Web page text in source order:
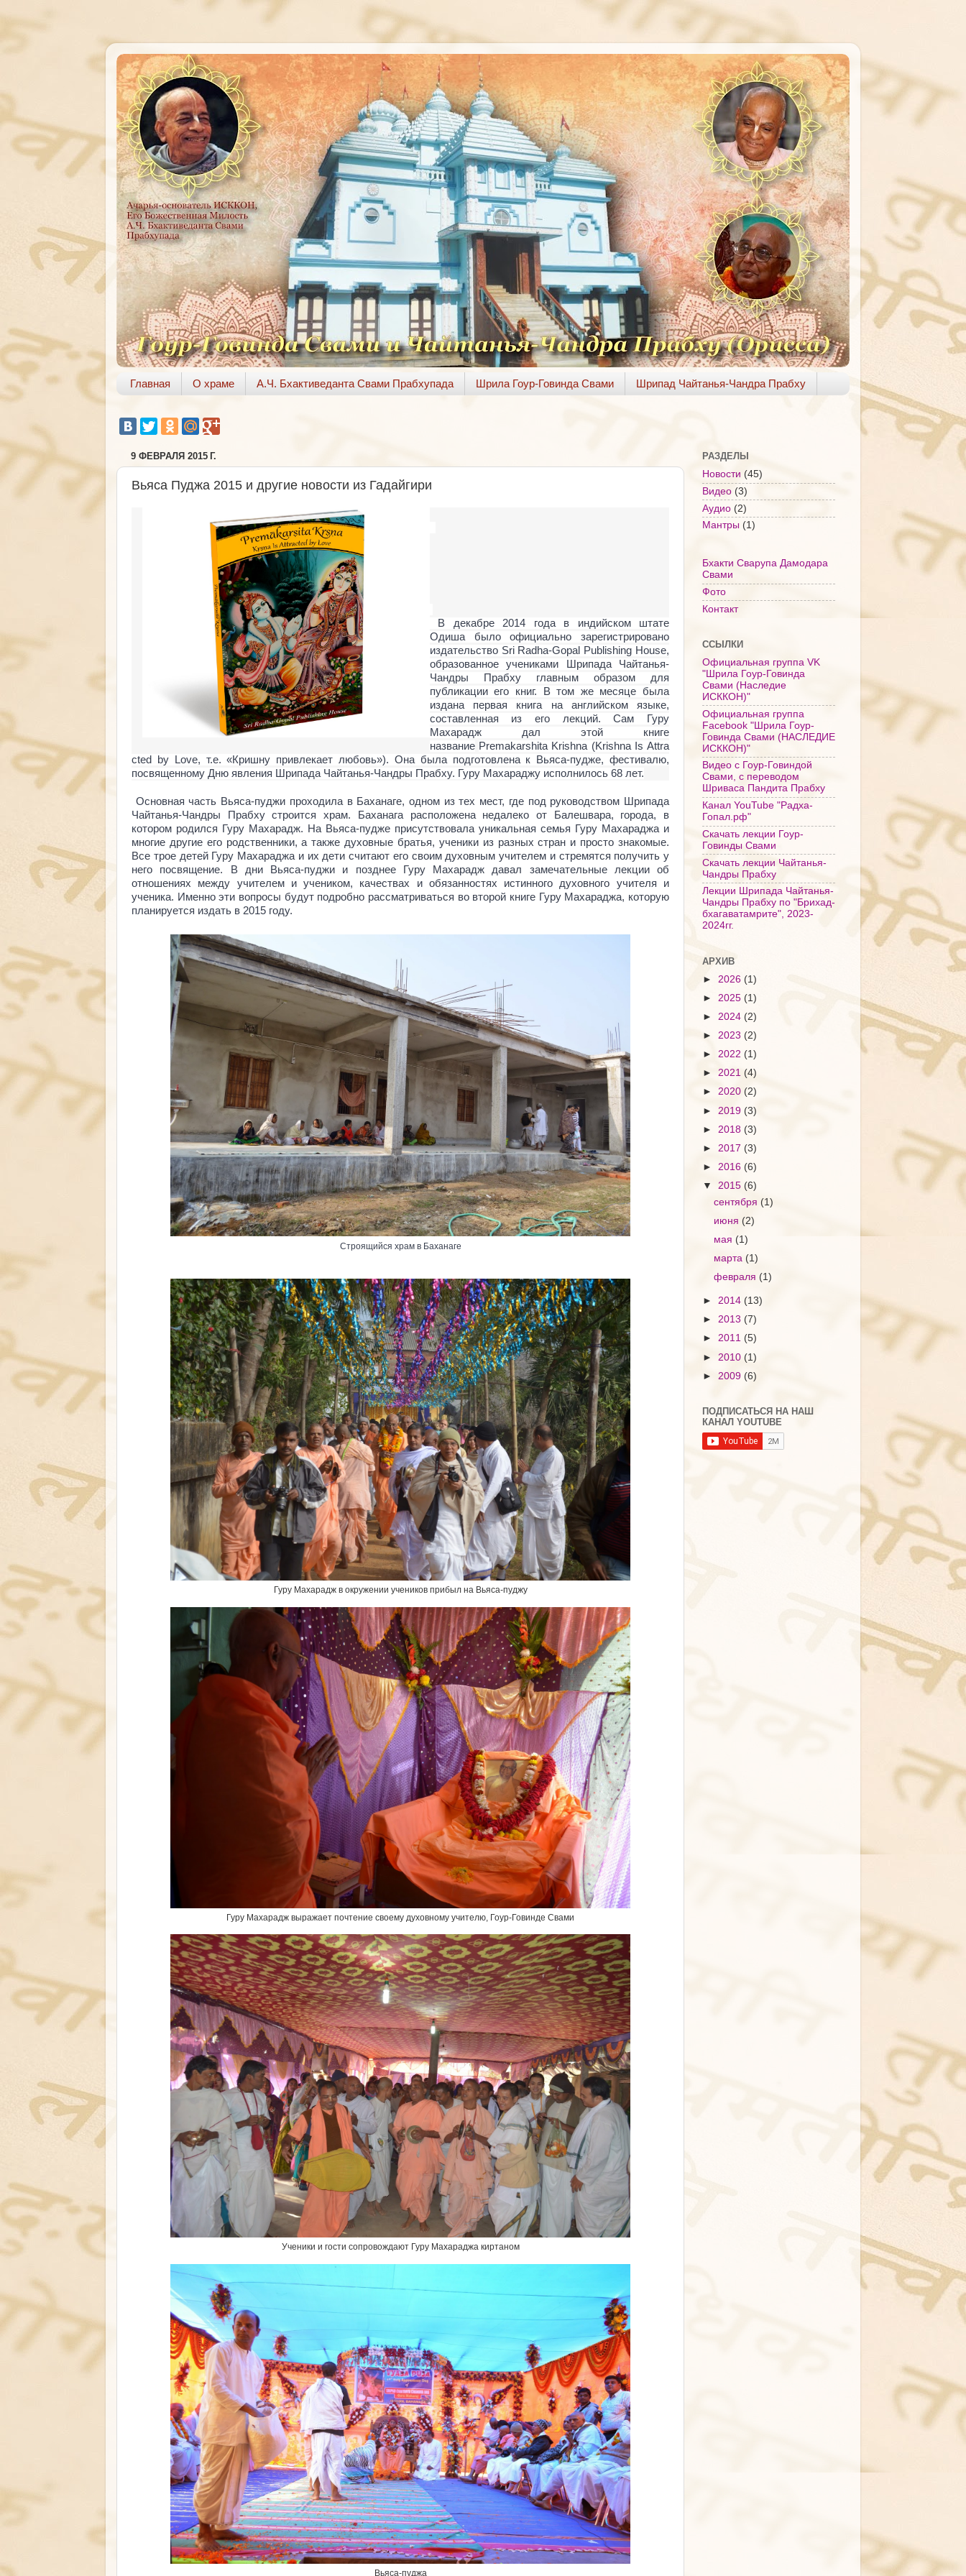
Главная О храме А.Ч. Бхактиведанта Свами Прабхупада Шрила Гоур-Говинда Свами Шрипад Чайтанья-Чандра Прабху
9 ФЕВРАЛЯ 2015 Г.
Вьяса Пуджа 2015 и другие новости из Гадайгири
В декабре 2014 года в индийском штате
Одиша было официально зарегистрировано
издательство Sri Radha-Gopal Publishing House,
образованное учениками Шрипада Чайтанья-
Чандры Прабху главным образом для
публикации его книг. В том же месяце была
издана первая книга на английском языке,
составленная из его лекций. Сам Гуру
Махарадж дал этой книге
название Premakarshita Krishna (Krishna Is Attra
cted by Love, т.е. «Кришну привлекает любовь»). Она была подготовлена к Вьяса-пудже, фестивалю,
посвященному Дню явления Шрипада Чайтанья-Чандры Прабху. Гуру Махараджу исполнилось 68 лет.
Основная часть Вьяса-пуджи проходила в Баханаге, одном из тех мест, где под руководством Шрипада
Чайтанья-Чандры Прабху строится храм. Баханага расположена недалеко от Балешвара, города, в
котором родился Гуру Махарадж. На Вьяса-пудже присутствовала уникальная семья Гуру Махараджа и
многие другие его родственники, а также духовные братья, ученики из разных стран и просто знакомые.
Все трое детей Гуру Махараджа и их дети считают его своим духовным учителем и стремятся получить у
него посвящение. В дни Вьяса-пуджи и позднее Гуру Махарадж давал замечательные лекции об
отношениях между учителем и учеником, качествах и обязанностях истинного духовного учителя и
ученика. Именно эти вопросы будут подробно рассматриваться во второй книге Гуру Махараджа, которую
планируется издать в 2015 году.
Строящийся храм в Баханаге
Гуру Махарадж в окружении учеников прибыл на Вьяса-пуджу
Гуру Махарадж выражает почтение своему духовному учителю, Гоур-Говинде Свами
Ученики и гости сопровождают Гуру Махараджа киртаном
Вьяса-пуджа
РАЗДЕЛЫ
Новости (45)
Видео (3)
Аудио (2)
Мантры (1)
Бхакти Сварупа Дамодара
Свами
Фото
Контакт
ССЫЛКИ
Официальная группа VK
"Шрила Гоур-Говинда
Свами (Наследие
ИСККОН)"
Официальная группа
Facebook "Шрила Гоур-
Говинда Свами (НАСЛЕДИЕ
ИСККОН)"
Видео с Гоур-Говиндой
Свами, с переводом
Шриваса Пандита Прабху
Канал YouTube "Радха-
Гопал.рф"
Скачать лекции Гоур-
Говинды Свами
Скачать лекции Чайтанья-
Чандры Прабху
Лекции Шрипада Чайтанья-
Чандры Прабху по "Брихад-
бхагаватамрите", 2023-
2024гг.
АРХИВ
► 2026 (1)
► 2025 (1)
► 2024 (2)
► 2023 (2)
► 2022 (1)
► 2021 (4)
► 2020 (2)
► 2019 (3)
► 2018 (3)
► 2017 (3)
► 2016 (6)
▼ 2015 (6)
сентября (1)
июня (2)
мая (1)
марта (1)
февраля (1)
► 2014 (13)
► 2013 (7)
► 2011 (5)
► 2010 (1)
► 2009 (6)
ПОДПИСАТЬСЯ НА НАШ
КАНАЛ YOUTUBE